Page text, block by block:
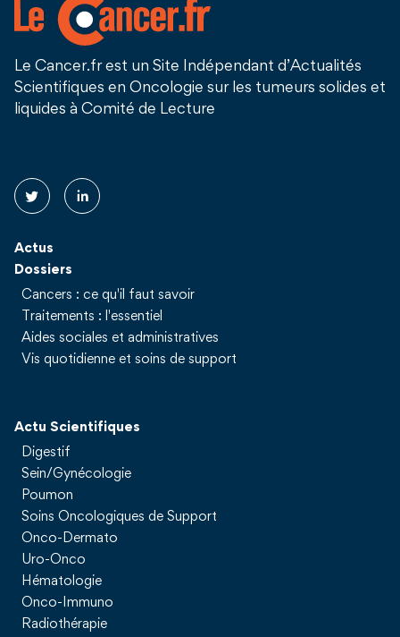
Le Cancer.fr est un Site Indépendant d’Actualités
Scientifiques en Oncologie sur les tumeurs solides et
liquides à Comité de Lecture
Actus
Dossiers
Cancers : ce qu'il faut savoir
Traitements : l'essentiel
Aides sociales et administratives
Vis quotidienne et soins de support
Actu Scientifiques
Digestif
Sein/Gynécologie
Poumon
Soins Oncologiques de Support
Onco-Dermato
Uro-Onco
Hématologie
Onco-Immuno
Radiothérapie